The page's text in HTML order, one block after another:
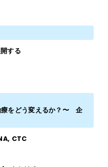
する
をどう変えるか？〜 企
CTC